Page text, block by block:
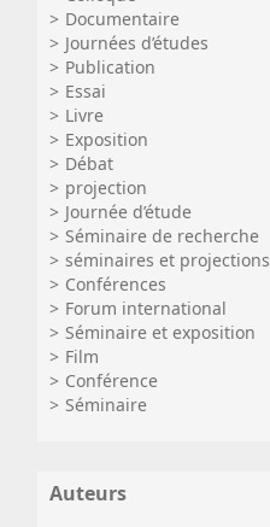
Documentaire
Journées d’études
Publication
Essai
Livre
Exposition
Débat
projection
Journée d’étude
Séminaire de recherche
séminaires et projections
Conférences
Forum international
Séminaire et exposition
Film
Conférence
Séminaire
Auteurs